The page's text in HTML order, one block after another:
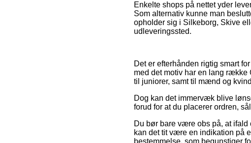
Enkelte shops på nettet yder
Som alternativ kunne man
opholder sig i Silkeborg, Skive
udleveringssted.
Det er efterhånden rigtig smart
med det motiv har en lang række
til juniorer, samt til mænd og
Dog kan det immervæk blive
forud for at du placerer ordren,
Du bør bare være obs på, at
kan det tit være en indikation på